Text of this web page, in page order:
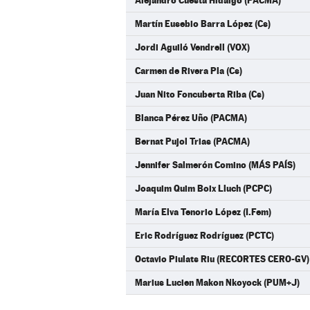
Martín Eusebio Barra López (Cs)
Jordi Aguiló Vendrell (VOX)
Carmen de Rivera Pla (Cs)
Juan Nito Foncuberta Riba (Cs)
Blanca Pérez Uño (PACMA)
Bernat Pujol Trias (PACMA)
Jennifer Salmerón Comino (MÁS PAÍS)
Joaquim Quim Boix Lluch (PCPC)
María Elva Tenorio López (I.Fem)
Eric Rodríguez Rodríguez (PCTC)
Octavio Piulats Riu (RECORTES CERO-GV)
Marius Lucien Makon Nkoyock (PUM+J)